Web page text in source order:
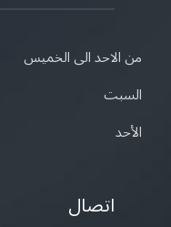
من الاحد الى الخميس
السبت
الأحد
اتصال